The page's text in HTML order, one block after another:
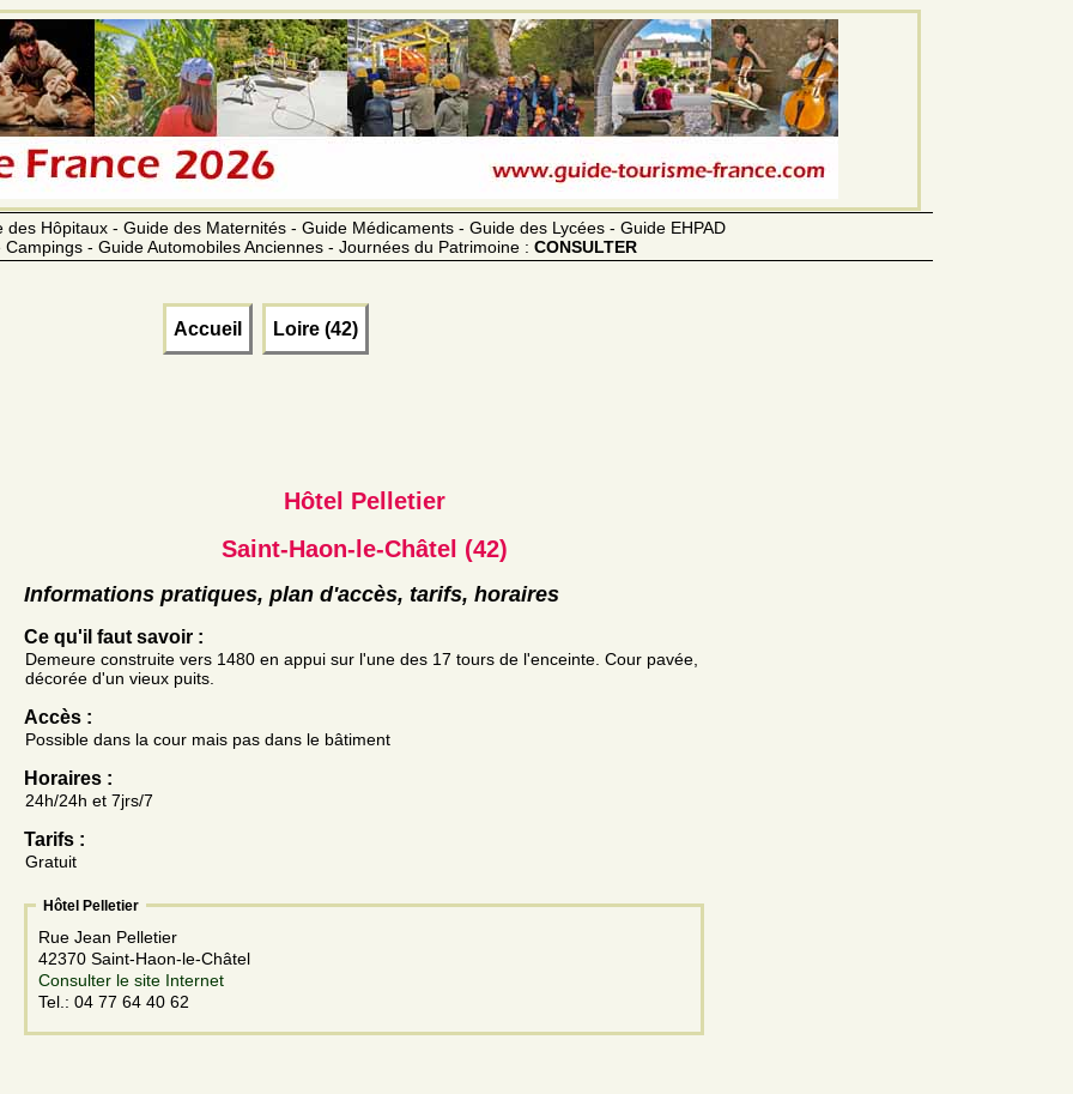
Hôpitaux - Guide des Maternités - Guide Médicaments - Guide des Lycées - Guide EHPAD
- Guide Automobiles Anciennes - Journées du Patrimoine : CONSULTER
Accueil Loire (42)
Hôtel Pelletier
Saint-Haon-le-Châtel (42)
Informations pratiques, plan d'accès, tarifs, horaires
Ce qu'il faut savoir :
Demeure construite vers 1480 en appui sur l'une des 17 tours de l'enceinte. Cour pavée,
décorée d'un vieux puits.
Accès :
Possible dans la cour mais pas dans le bâtiment
Horaires :
24h/24h et 7jrs/7
Tarifs :
Gratuit
Hôtel Pelletier
Rue Jean Pelletier
42370 Saint-Haon-le-Châtel
Consulter le site Internet
Tel.: 04 77 64 40 62